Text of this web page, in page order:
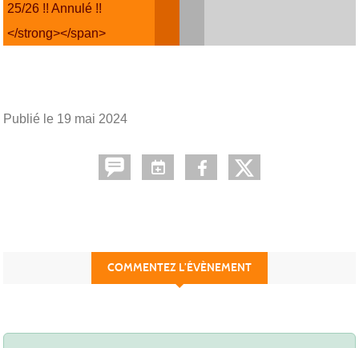
25/26 !! Annulé !!
</strong></span>
Publié le 19 mai 2024
COMMENTEZ L’ÉVÈNEMENT